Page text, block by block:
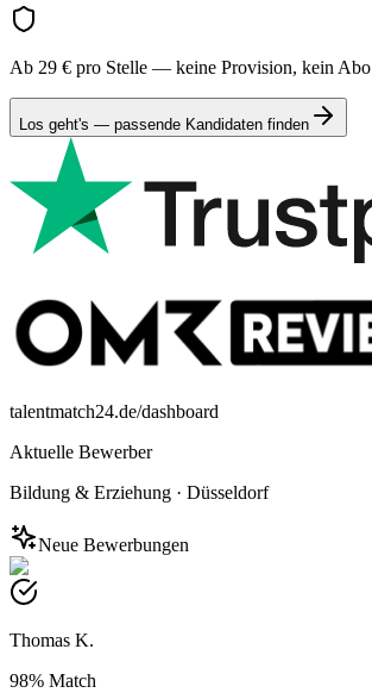
Ab 29 € pro Stelle — keine Provision, kein Abo
Los geht's — passende Kandidaten finden
talentmatch24.de/dashboard
Aktuelle Bewerber
Bildung & Erziehung · Düsseldorf
Neue Bewerbungen
Thomas K.
98% Match